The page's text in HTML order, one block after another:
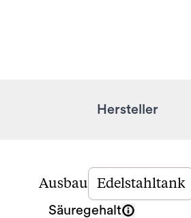
Hersteller
Ausbau Edelstahltank
Säuregehalt